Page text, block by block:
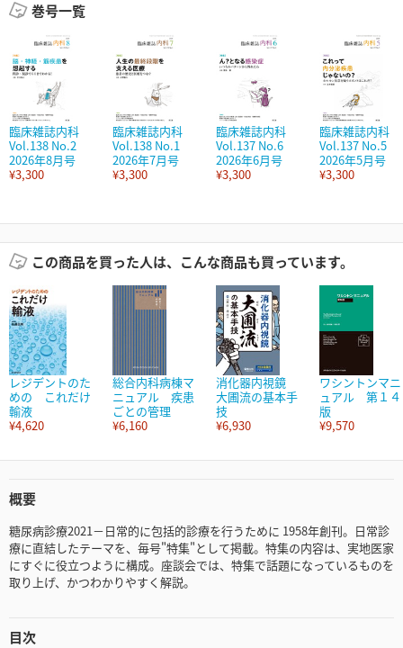
巻号一覧
臨床雑誌内科
Vol.138 No.2
2026年8月号
¥3,300
臨床雑誌内科
Vol.138 No.1
2026年7月号
¥3,300
臨床雑誌内科
Vol.137 No.6
2026年6月号
¥3,300
臨床雑誌内科
Vol.137 No.5
2026年5月号
¥3,300
この商品を買った人は、こんな商品も買っています。
レジデントのた
めの これだけ
輸液
¥4,620
総合内科病棟マ
ニュアル 疾患
ごとの管理
¥6,160
消化器内視鏡
大圃流の基本手
技
¥6,930
ワシントンマニ
ュアル 第１４
版
¥9,570
概要
糖尿病診療2021－日常的に包括的診療を行うために 1958年創刊。日常診
療に直結したテーマを、毎号"特集"として掲載。特集の内容は、実地医家
にすぐに役立つように構成。座談会では、特集で話題になっているものを
取り上げ、かつわかりやすく解説。
目次